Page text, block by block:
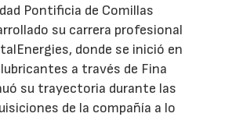
Pontificia de Comillas
su carrera profesional
donde se inició en
a través de Fina
su trayectoria durante las
de la compañía a lo